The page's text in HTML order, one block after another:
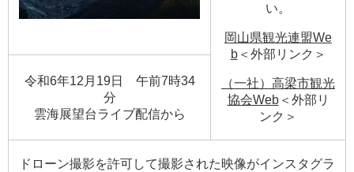
い。
岡山県観光連盟We
b＜外部リンク＞
（一社）高梁市観光
協会Web＜外部リ
ンク＞
令和6年12月19日 午前7時34
分
​雲海展望台ライブ配信から​
ドローン撮影を許可して撮影された映像がインスタグラ